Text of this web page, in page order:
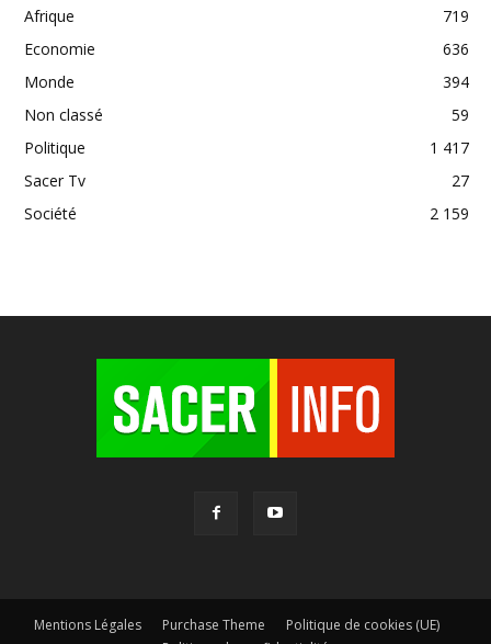
Afrique
719
Economie
636
Monde
394
Non classé
59
Politique
1 417
Sacer Tv
27
Société
2 159
Mentions Légales Purchase Theme
Politique de cookies (UE)